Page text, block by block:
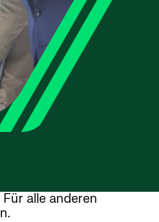
Für alle anderen